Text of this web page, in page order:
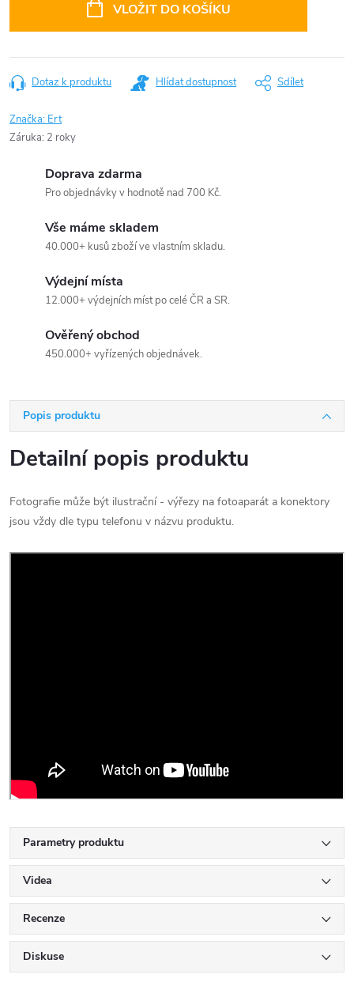
VLOŽIT DO KOŠÍKU
Dotaz k produktu Hlídat dostupnost Sdílet
Značka: Ert
Záruka: 2 roky
Doprava zdarma
Pro objednávky v hodnotě nad 700 Kč.
Vše máme skladem
40.000+ kusů zboží ve vlastním skladu.
Výdejní místa
12.000+ výdejních míst po celé ČR a SR.
Ověřený obchod
450.000+ vyřízených objednávek.
Popis produktu
Detailní popis produktu
Fotografie může být ilustrační - výřezy na fotoaparát a konektory
jsou vždy dle typu telefonu v názvu produktu.
Parametry produktu
Videa
Recenze
Diskuse